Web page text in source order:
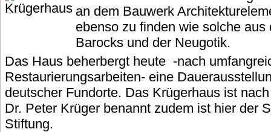
an dem Bauwerk
ebenso zu finden wie solche
Barocks und der Neugotik.
Das Haus beherbergt heute -nach
Restaurierungsarbeiten- eine
deutscher Fundorte. Das Krügerhaus ist
Dr. Peter Krüger benannt zudem ist hier der
Stiftung.